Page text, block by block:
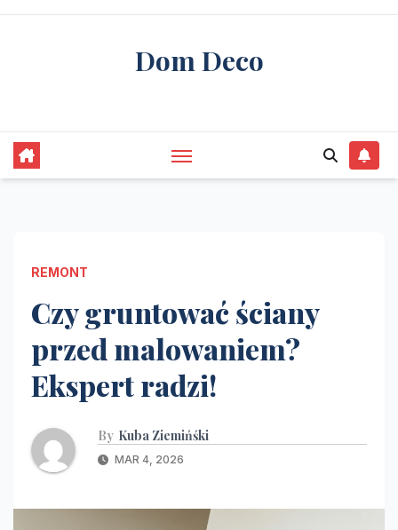
Skip
Dom Deco
REMONT
Czy gruntować ściany
przed malowaniem?
Ekspert radzi!
By Kuba Ziemińśki
MAR 4, 2026